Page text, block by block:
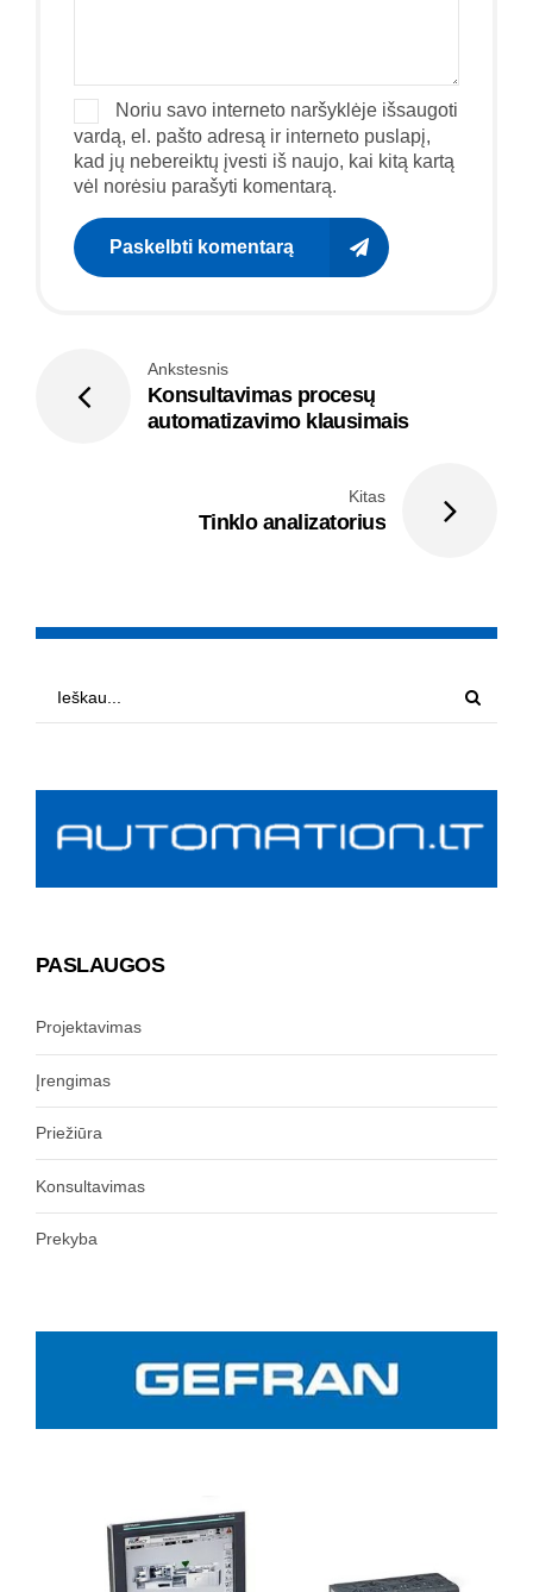
Noriu savo interneto naršyklėje išsaugoti
vardą, el. pašto adresą ir interneto puslapį,
kad jų nebereiktų įvesti iš naujo, kai kitą kartą
vėl norėsiu parašyti komentarą.
Paskelbti komentarą
Ankstesnis
Konsultavimas procesų
automatizavimo klausimais
Kitas
Tinklo analizatorius
PASLAUGOS
Projektavimas
Įrengimas
Priežiūra
Konsultavimas
Prekyba